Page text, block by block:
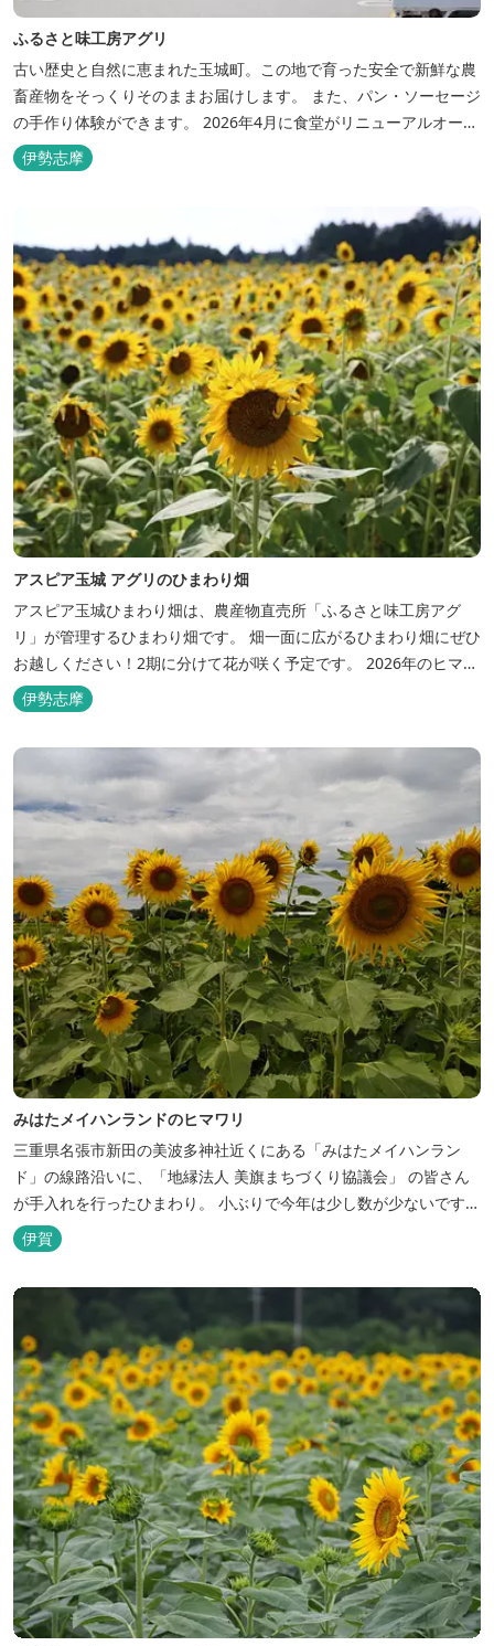
ふるさと味工房アグリ
古い歴史と自然に恵まれた玉城町。この地で育った安全で新鮮な農
畜産物をそっくりそのままお届けします。 また、パン・ソーセージ
の手作り体験ができます。 2026年4月に食堂がリニューアルオープ
ン！ 「TAMAKITCHEN とんとん」と名前を新たにリニューアル。
アグリ自慢の玉城豚をまず知っていてだきたいという思いから、メ
ニューは玉城豚がメイン。 トンテキ定食やヒレカツ定食、ロースカ
伊勢志摩
アスピア玉城 アグリのひまわり畑
アスピア玉城ひまわり畑は、農産物直売所「ふるさと味工房アグ
リ」が管理するひまわり畑です。 畑一面に広がるひまわり畑にぜひ
お越しください！2期に分けて花が咲く予定です。 2026年のヒマワ
リの開花状況はこちら
伊勢志摩
みはたメイハンランドのヒマワリ
三重県名張市新田の美波多神社近くにある「みはたメイハンラン
ド」の線路沿いに、「地縁法人 美旗まちづくり協議会」 の皆さん
が手入れを行ったひまわり。 小ぶりで今年は少し数が少ないです
が、元気に咲いています。 2026年のヒマワリの開花状況はこち
ら
伊賀